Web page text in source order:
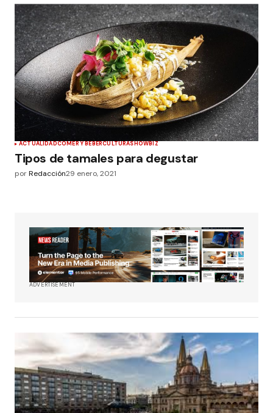
ACTUALIDADCOMER Y BEBERCULTURASHOWBIZ
Tipos de tamales para degustar
porRedacción29 enero, 2021
ADVERTISEMENT